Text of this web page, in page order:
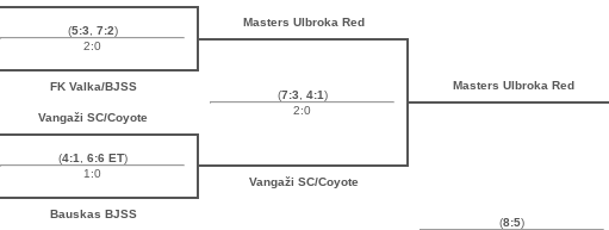
(5:3 7:2)
2:0
Masters Ulbroka Red
FK Valka/BJSS
(7:3 4:1)
2:0
Masters Ulbroka Red
Vangaži SC/Coyote
(4:1 6:6 ET)
1:0
Vangaži SC/Coyote
Bauskas BJSS
(8:5)